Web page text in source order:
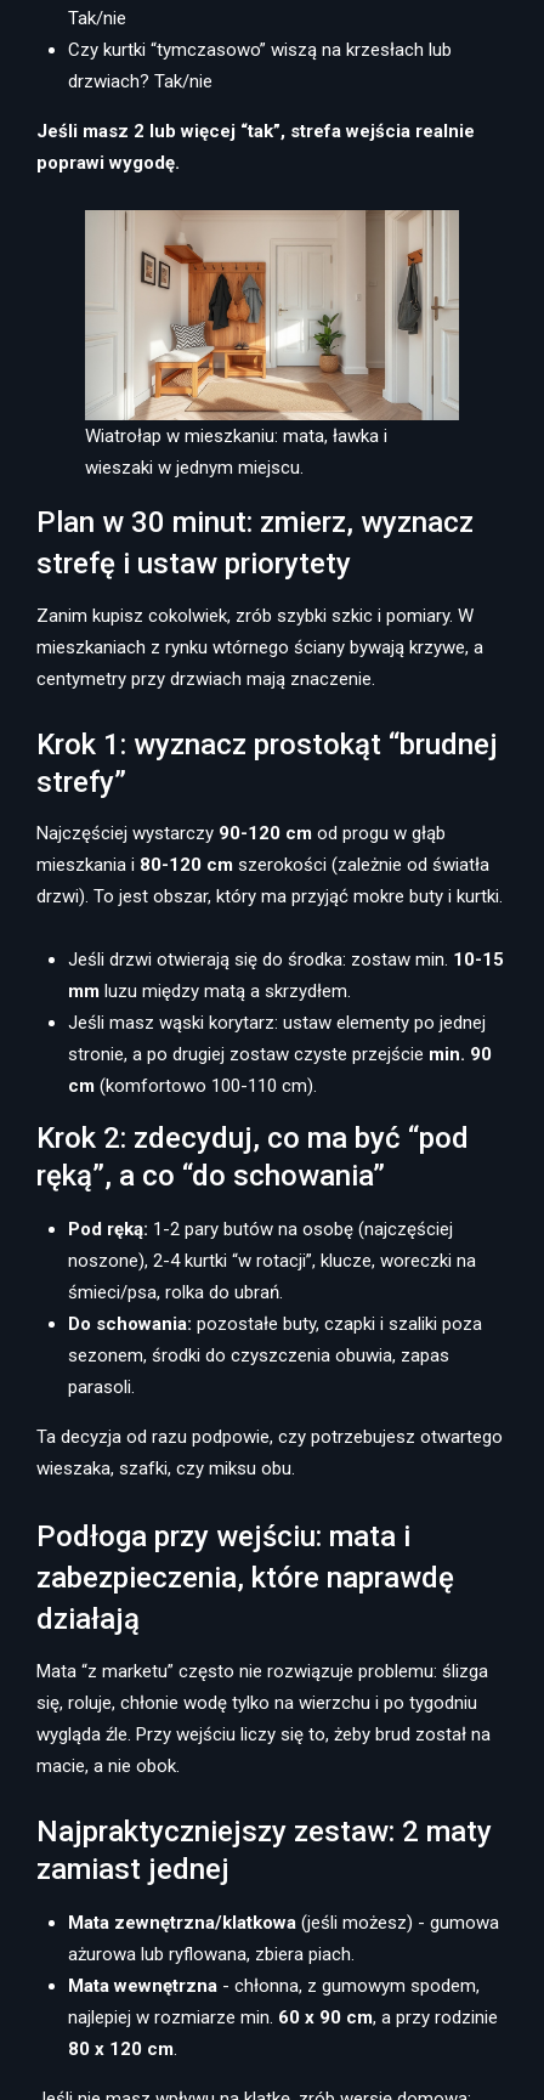
Tak/nie
Czy kurtki “tymczasowo” wiszą na krzesłach lub
drzwiach? Tak/nie
Jeśli masz 2 lub więcej “tak”, strefa wejścia realnie
poprawi wygodę.
Wiatrołap w mieszkaniu: mata, ławka i
wieszaki w jednym miejscu.
Plan w 30 minut: zmierz, wyznacz
strefę i ustaw priorytety
Zanim kupisz cokolwiek, zrób szybki szkic i pomiary. W
mieszkaniach z rynku wtórnego ściany bywają krzywe, a
centymetry przy drzwiach mają znaczenie.
Krok 1: wyznacz prostokąt “brudnej
strefy”
Najczęściej wystarczy 90-120 cm od progu w głąb
mieszkania i 80-120 cm szerokości (zależnie od światła
drzwi). To jest obszar, który ma przyjąć mokre buty i kurtki.
Jeśli drzwi otwierają się do środka: zostaw min. 10-15
mm luzu między matą a skrzydłem.
Jeśli masz wąski korytarz: ustaw elementy po jednej
stronie, a po drugiej zostaw czyste przejście min. 90
cm (komfortowo 100-110 cm).
Krok 2: zdecyduj, co ma być “pod
ręką”, a co “do schowania”
Pod ręką: 1-2 pary butów na osobę (najczęściej
noszone), 2-4 kurtki “w rotacji”, klucze, woreczki na
śmieci/psa, rolka do ubrań.
Do schowania: pozostałe buty, czapki i szaliki poza
sezonem, środki do czyszczenia obuwia, zapas
parasoli.
Ta decyzja od razu podpowie, czy potrzebujesz otwartego
wieszaka, szafki, czy miksu obu.
Podłoga przy wejściu: mata i
zabezpieczenia, które naprawdę
działają
Mata “z marketu” często nie rozwiązuje problemu: ślizga
się, roluje, chłonie wodę tylko na wierzchu i po tygodniu
wygląda źle. Przy wejściu liczy się to, żeby brud został na
macie, a nie obok.
Najpraktyczniejszy zestaw: 2 maty
zamiast jednej
Mata zewnętrzna/klatkowa (jeśli możesz) - gumowa
ażurowa lub ryflowana, zbiera piach.
Mata wewnętrzna - chłonna, z gumowym spodem,
najlepiej w rozmiarze min. 60 x 90 cm, a przy rodzinie
80 x 120 cm.